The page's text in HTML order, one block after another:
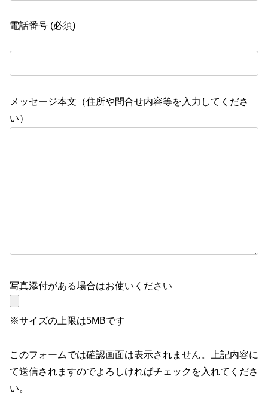
電話番号 (必須)
メッセージ本文（住所や問合せ内容等を入力してくださ
い）
写真添付がある場合はお使いください
※サイズの上限は5MBです
このフォームでは確認画面は表示されません。上記内容に
て送信されますのでよろしければチェックを入れてくださ
い。